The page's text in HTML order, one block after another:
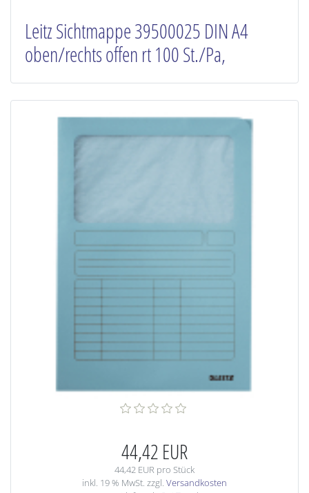
Leitz Sichtmappe 39500025 DIN A4
oben/rechts offen rt 100 St./Pa,
44,42 EUR
44,42 EUR pro Stück
inkl. 19 % MwSt. zzgl. Versandkosten